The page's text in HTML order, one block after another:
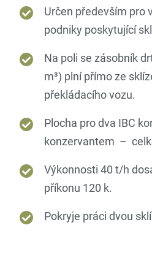
Určen především pro
podniky poskytující
Na poli se zásobník
m³) plní přímo ze
překládacího vozu.
Plocha pro dva IBC
konzervantem –
Výkonnosti 40 t/h
příkonu 120 k.
Pokryje práci dvou